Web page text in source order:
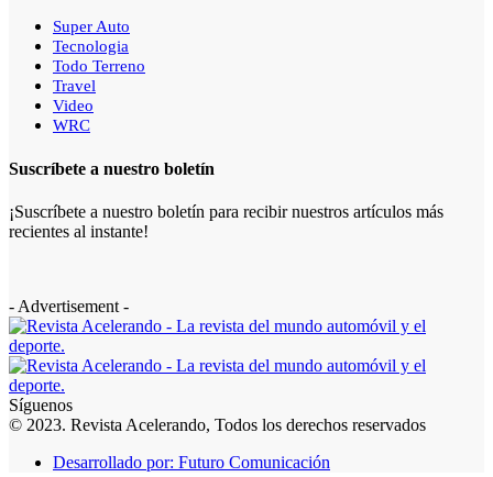
Super Auto
Tecnologia
Todo Terreno
Travel
Video
WRC
Suscríbete a nuestro boletín
¡Suscríbete a nuestro boletín para recibir nuestros artículos más
recientes al instante!
- Advertisement -
Síguenos
© 2023. Revista Acelerando, Todos los derechos reservados
Desarrollado por: Futuro Comunicación